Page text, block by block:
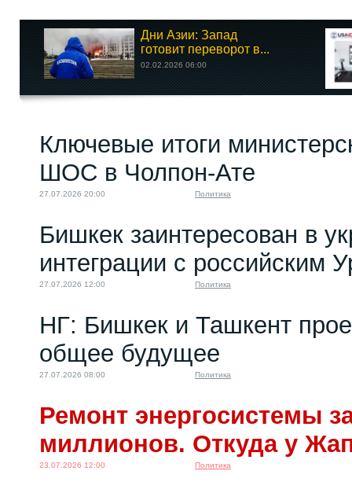
Дни Азии: Запад
готовит переворот в...
02.02.2026 06:00
Ключевые итоги
ШОС в Чолпон-Ате
27.07.2026 20:00 Политика
Бишкек заинтересован в
интеграции с российским
27.07.2026 12:00 Политика
НГ: Бишкек и Ташкент
общее будущее
27.07.2026 08:00 Политика
Ремонт энергосистемы
миллионов. Откуда у
23.07.2026 12:00 Политика